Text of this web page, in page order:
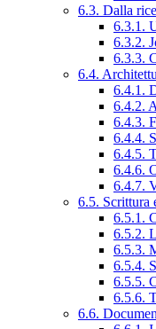
6.3. Dalla
6.3.1.
6.3.2.
6.3.3.
6.4.
6.4.1.
6.4.2.
6.4.3.
6.4.4.
6.4.5.
6.4.6.
6.4.7.
6.5. Scrittura
6.5.1.
6.5.2.
6.5.3.
6.5.4.
6.5.5.
6.5.6.
6.6.